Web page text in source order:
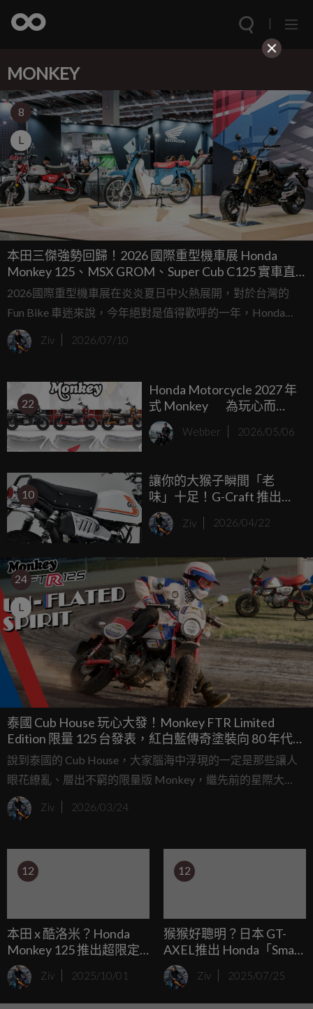
MONKEY
8
L
本田三傑強勢回歸！2026 國際重型機車展 Honda
Monkey 125、MSX GROM、Super Cub C125 實車直
擊
2026國際重型機車展在炎炎夏日中火熱展開，對於台灣的
Fun Bike 車迷來說，今年絕對是值得歡呼的一年，Honda
Taiwan 在歷經了多年的市場空窗期後，終於在展區一口氣帶
來了三款備受矚目的 125c.c. 玩樂小車，分別是Monkey
Ziv 2026/07/10
22
Honda Motorcycle 2027 年
式 Monkey 為玩心而
生，讓騎乘回歸最原始的
樂趣
Webber 2026/05/06
10
讓你的大猴子瞬間「老
味」十足！G-Craft 推出
Monkey 125 專用 NR 坐墊
致敬 1974 年經典 4L 造型
Ziv 2026/04/22
24
L
泰國 Cub House 玩心大發！Monkey FTR Limited
Edition 限量 125 台發表，紅白藍傳奇塗裝向 80 年代致
敬
說到泰國的 Cub House，大家腦海中浮現的一定是那些讓人
眼花繚亂、層出不窮的限量版 Monkey，繼先前的星際大
戰、七龍珠等跨界合作後，這回泰國本田再次回歸自家的競
賽血統，推出了這款充滿美國沙地賽車魂的 Monkey FTR
Track）稱霸的黃金歲月。
Ziv 2026/03/24
12
本田 x 酷洛米？Honda
Monkey 125 推出超限定
聯名側蓋！
Ziv 2025/10/01
12
猴猴好聰明？日本 GT-
AXEL推出 Honda「Smart
Monkey」改裝套件！
Ziv 2025/07/25